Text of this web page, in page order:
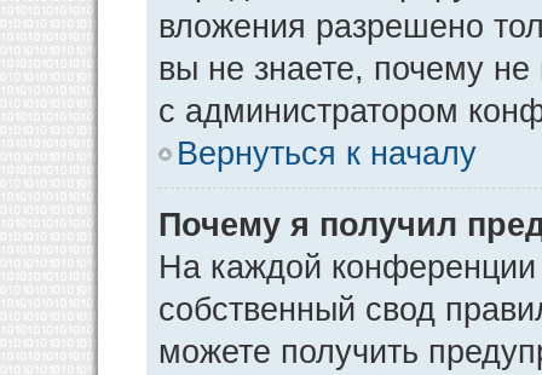
вложения разрешено
вы не знаете, почему
с администратором
Вернуться к началу
Почему я получил
На каждой конференции
собственный свод
можете получить